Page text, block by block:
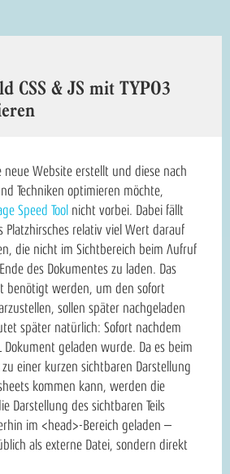
CSS & JS mit TYPO3
Website erstellt und diese nach
Techniken optimieren möchte,
Speed Tool nicht vorbei. Dabei fällt
Platzhirsches relativ viel Wert darauf
die nicht im Sichtbereich beim Aufruf
des Dokumentes zu laden. Das
benötigt werden, um den sofort
sollen später nachgeladen
später natürlich: Sofort nachdem
Dokument geladen wurde. Da es beim
einer kurzen sichtbaren Darstellung
kommen kann, werden die
Darstellung des sichtbaren Teils
im <head>-Bereich geladen –
als externe Datei, sondern direkt